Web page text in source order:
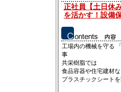
正社員【土日休
を活かす！設備
工場内の機械を守る
事
共栄樹脂では
食品容器や住宅建材
プラスチックシートを